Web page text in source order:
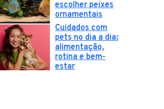
escolher peixes
ornamentais
Cuidados com
pets no dia a dia:
alimentação,
rotina e bem-
estar